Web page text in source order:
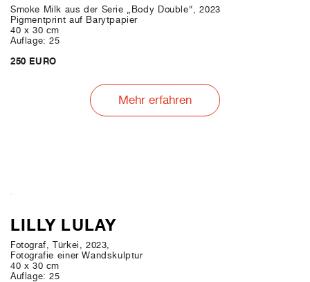
Smoke Milk aus der Serie „Body Double“, 2023
Pigmentprint auf Barytpapier
40 x 30 cm
Auflage: 25
250 EURO
Mehr erfahren
LILLY LULAY
Fotograf, Türkei, 2023,
Fotografie einer Wandskulptur
40 x 30 cm
Auflage: 25